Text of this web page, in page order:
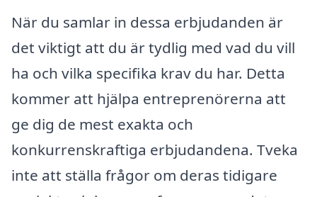
När du samlar in dessa erbjudanden är
det viktigt att du är tydlig med vad du vill
ha och vilka specifika krav du har. Detta
kommer att hjälpa entreprenörerna att
ge dig de mest exakta och
konkurrenskraftiga erbjudandena. Tveka
inte att ställa frågor om deras tidigare